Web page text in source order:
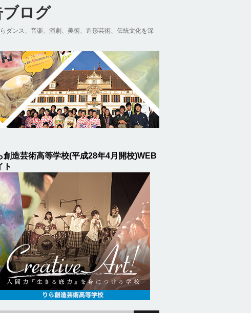
ブログ
ダンス、音楽、演劇、美術、造形芸術、伝統文化を深
創造芸術高等学校(平成28年4月開校)WEB
ト